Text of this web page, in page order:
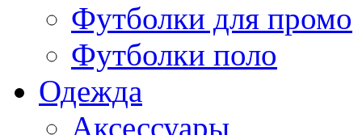
Футболки для промо
Футболки поло
Одежда
Аксессуары